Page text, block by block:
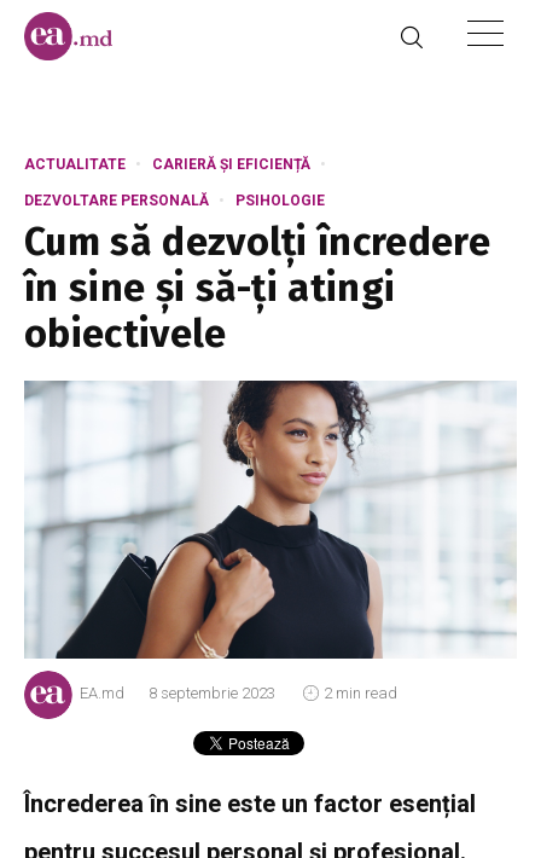
ACTUALITATE CARIERĂ ȘI EFICIENȚĂ
DEZVOLTARE PERSONALĂ PSIHOLOGIE
Cum să dezvolți încredere
în sine și să-ți atingi
obiectivele
EA.md 8 septembrie 2023 2 min read
Încrederea în sine este un factor esențial
pentru succesul personal și profesional.